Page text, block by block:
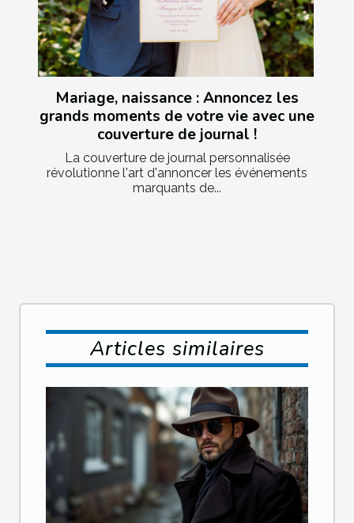
Mariage, naissance : Annoncez les
grands moments de votre vie avec une
couverture de journal !
La couverture de journal personnalisée
révolutionne l'art d'annoncer les événements
marquants de...
Articles similaires